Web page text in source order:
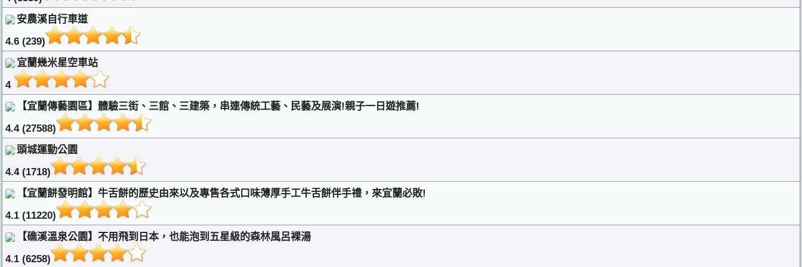
安農溪自行車道
4.6 (239)
宜蘭幾米星空車站
4
【宜蘭傳藝園區】體驗三街、三館、三建築，串連傳統工藝、民藝及展演!親子一日遊推薦!
4.4 (27588)
頭城運動公園
4.4 (1718)
【宜蘭餅發明館】牛舌餅的歷史由來以及專售各式口味薄厚手工牛舌餅伴手禮，來宜蘭必敗!
4.1 (11220)
【礁溪溫泉公園】不用飛到日本，也能泡到五星級的森林風呂裸湯
4.1 (6258)